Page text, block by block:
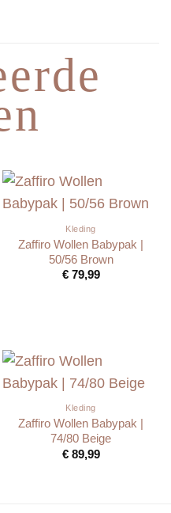
Kleding
Zaffiro Wollen Babypak |
50/56 Brown
€79,99
Kleding
Zaffiro Wollen Babypak |
74/80 Beige
€89,99